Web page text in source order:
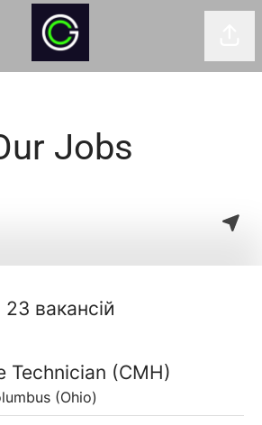
Jobs
23 вакансій
Technician (CMH)
(Ohio)